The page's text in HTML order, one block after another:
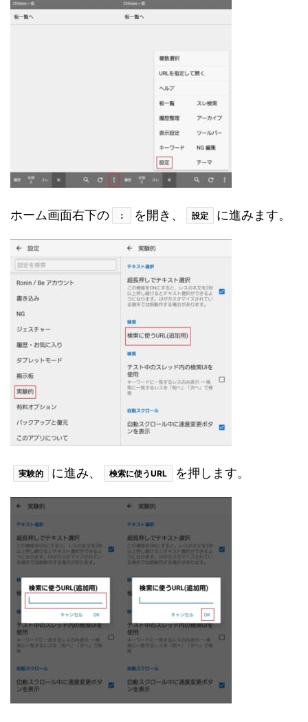
ホーム画面右下の ： を開き、 設定 に進みます。
実験的 に進み、 検索に使うURL を押します。